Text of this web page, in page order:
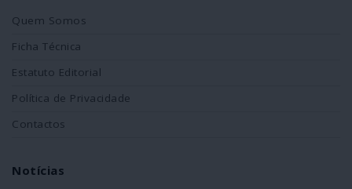
Quem Somos
Ficha Técnica
Estatuto Editorial
Política de Privacidade
Contactos
Notícias